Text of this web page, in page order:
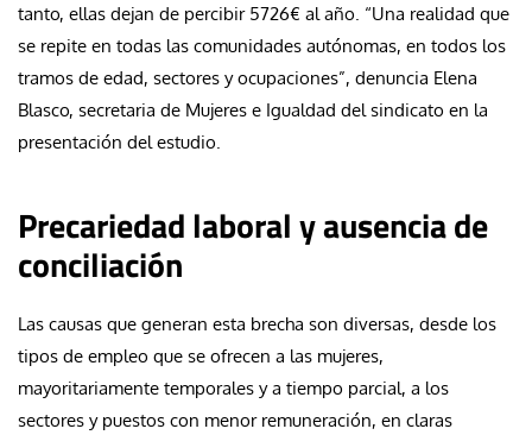
tanto, ellas dejan de percibir 5726€ al año. “Una realidad que
se repite en todas las comunidades autónomas, en todos los
tramos de edad, sectores y ocupaciones”, denuncia Elena
Blasco, secretaria de Mujeres e Igualdad del sindicato en la
presentación del estudio.
Precariedad laboral y ausencia de
conciliación
Las causas que generan esta brecha son diversas, desde los
tipos de empleo que se ofrecen a las mujeres,
mayoritariamente temporales y a tiempo parcial, a los
sectores y puestos con menor remuneración, en claras